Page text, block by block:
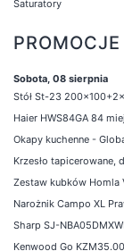
Saturatory
Sobota, 08 sierpnia
Stół St-23
Haier HWS84GA 84
Okapy kuchenne -
Krzesło tapicerowane,
Zestaw kubków Homla
Narożnik Campo XL
Sharp SJ-
Kenwood Go